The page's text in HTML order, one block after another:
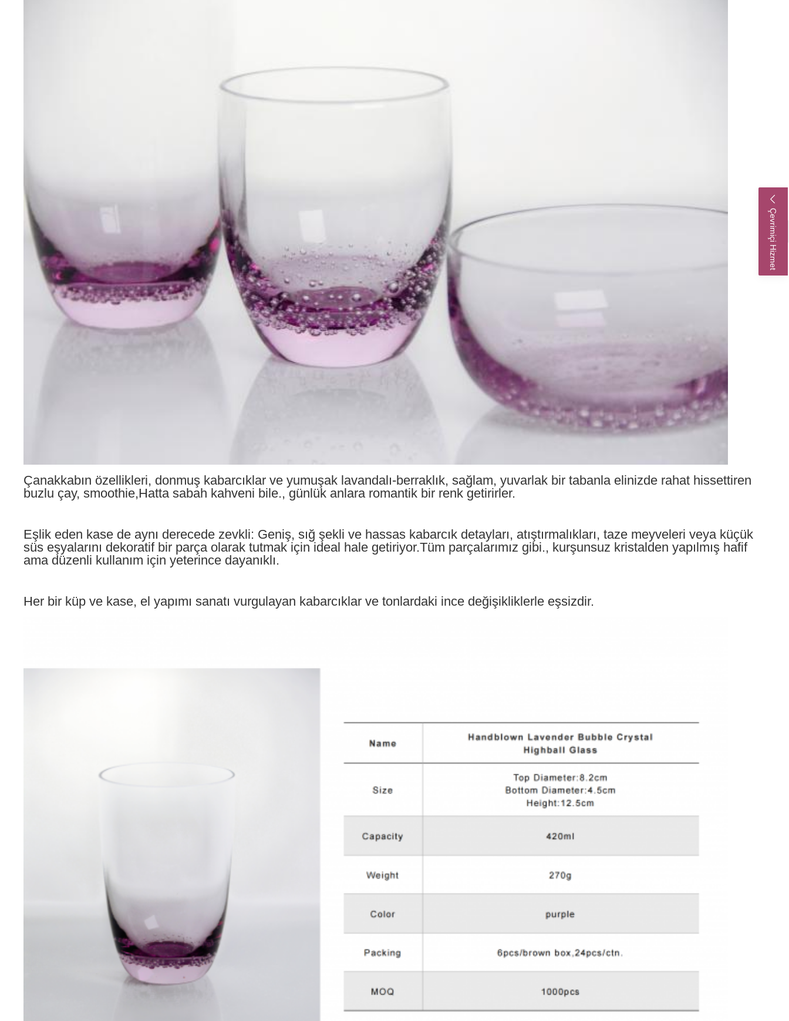
Çevrimiçi Hizmet
Çanakkabın özellikleri, donmuş kabarcıklar ve yumuşak lavandalı-berraklık, sağlam, yuvarlak bir tabanla elinizde rahat hissettiren
buzlu çay, smoothie,Hatta sabah kahveni bile., günlük anlara romantik bir renk getirirler.
Eşlik eden kase de aynı derecede zevkli: Geniş, sığ şekli ve hassas kabarcık detayları, atıştırmalıkları, taze meyveleri veya küçük
süs eşyalarını dekoratif bir parça olarak tutmak için ideal hale getiriyor.Tüm parçalarımız gibi., kurşunsuz kristalden yapılmış hafif
ama düzenli kullanım için yeterince dayanıklı.
Her bir küp ve kase, el yapımı sanatı vurgulayan kabarcıklar ve tonlardaki ince değişikliklerle eşsizdir.